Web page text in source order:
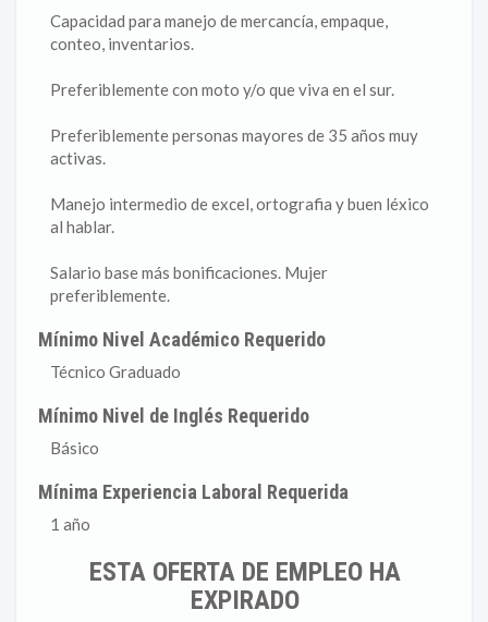
Capacidad para manejo de mercancía, empaque,
conteo, inventarios.
Preferiblemente con moto y/o que viva en el sur.
Preferiblemente personas mayores de 35 años muy
activas.
Manejo intermedio de excel, ortografia y buen léxico
al hablar.
Salario base más bonificaciones. Mujer
preferiblemente.
Mínimo Nivel Académico Requerido
Técnico Graduado
Mínimo Nivel de Inglés Requerido
Básico
Mínima Experiencia Laboral Requerida
1 año
ESTA OFERTA DE EMPLEO HA
EXPIRADO